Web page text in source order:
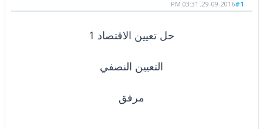
#1
29-09-2016, 03:31 PM
حل تعيين الاقتصاد 1
التعيين النصفي
مرفق